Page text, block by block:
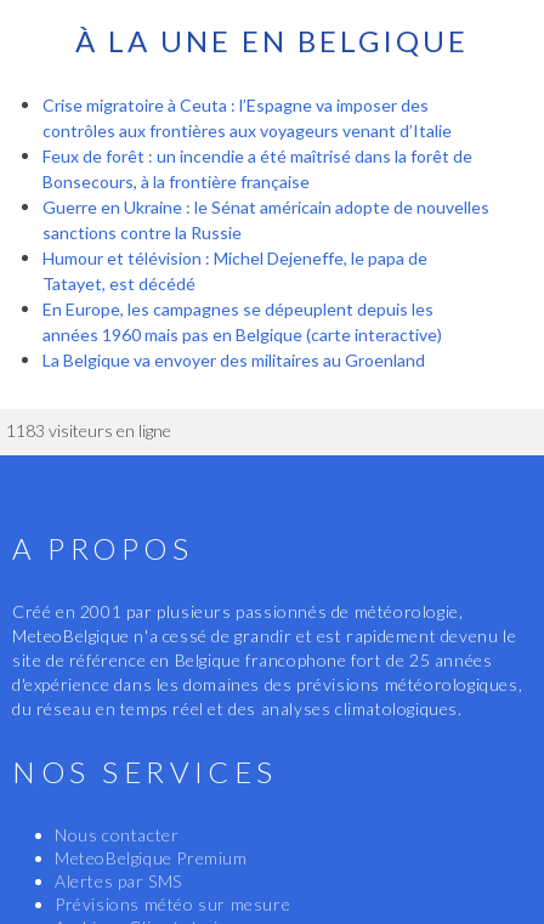
À LA UNE EN BELGIQUE
Crise migratoire à Ceuta : l’Espagne va imposer des
contrôles aux frontières aux voyageurs venant d’Italie
Feux de forêt : un incendie a été maîtrisé dans la forêt de
Bonsecours, à la frontière française
Guerre en Ukraine : le Sénat américain adopte de nouvelles
sanctions contre la Russie
Humour et télévision : Michel Dejeneffe, le papa de
Tatayet, est décédé
En Europe, les campagnes se dépeuplent depuis les
années 1960 mais pas en Belgique (carte interactive)
La Belgique va envoyer des militaires au Groenland
1183 visiteurs en ligne
A PROPOS
Créé en 2001 par plusieurs passionnés de météorologie,
MeteoBelgique n'a cessé de grandir et est rapidement devenu le
site de référence en Belgique francophone fort de 25 années
d'expérience dans les domaines des prévisions météorologiques,
du réseau en temps réel et des analyses climatologiques.
NOS SERVICES
Nous contacter
MeteoBelgique Premium
Alertes par SMS
Prévisions météo sur mesure